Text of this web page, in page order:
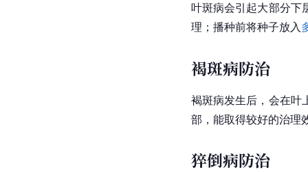
叶斑病会引起大部分下
理；播种前将种子放入
褐斑病防治
褐斑病发生后，会在叶
部，能取得较好的治理
猝倒病防治